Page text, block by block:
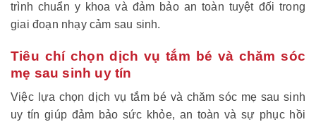
trình chuẩn y khoa và đảm bảo an toàn tuyệt đối trong
giai đoạn nhạy cảm sau sinh.
Tiêu chí chọn dịch vụ tắm bé và chăm sóc
mẹ sau sinh uy tín
Việc lựa chọn dịch vụ tắm bé và chăm sóc mẹ sau sinh
uy tín giúp đảm bảo sức khỏe, an toàn và sự phục hồi